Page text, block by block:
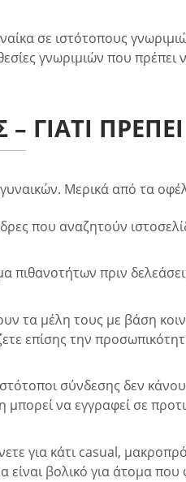
σε ιστότοπους
γνωριμιών που πρέπει
Μερικά από τα
που αναζητούν
πριν
τα μέλη τους με βάση
επίσης την
σύνδεσης δεν
να εγγραφεί σε
για κάτι casual,
βολικό για άτομα